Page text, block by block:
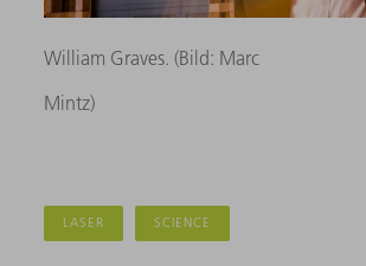
William Graves. (Bild: Marc
Mintz)
LASER SCIENCE